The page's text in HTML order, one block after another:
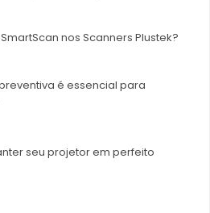
nos Scanners Plustek?
é essencial para
seu projetor em perfeito